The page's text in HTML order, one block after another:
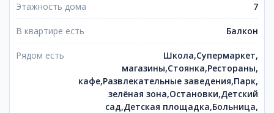
Этажность дома 7
В квартире есть Балкон
Рядом есть
Школа,Супермаркет,
магазины,Стоянка,Рестораны,
кафе,Развлекательные заведения,Парк,
зелёная зона,Остановки,Детский
сад,Детская площадка,Больница,